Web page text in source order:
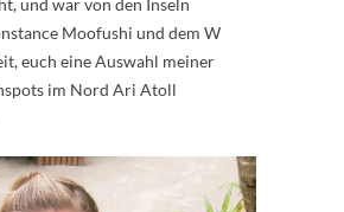
und war von den Inseln
Moofushi und dem W
euch eine Auswahl meiner
im Nord Ari Atoll